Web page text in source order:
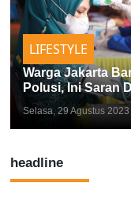
LIFESTYLE
Warga Jakarta
Polusi, Ini Saran
Selasa, 29 Agustus
headline